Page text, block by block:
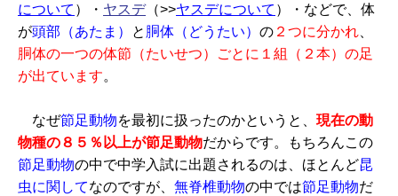
について ）・ ヤスデ（>>ヤスデについて ）・などで、体
が頭部（あたま） と 胴体（どうたい） の ２つに分かれ
胴体の一つの体節（たいせつ）ごとに１組（２本）の足
が出ています。
なぜ節足動物を最初に扱ったのかというと、 現在の動
物種の８５％以上が節足動物だからです。もちろんこの
節足動物の中で中学入試に出題されるのは、ほとんど昆
虫に関してなのですが、 無脊椎動物の中では節足動物だ